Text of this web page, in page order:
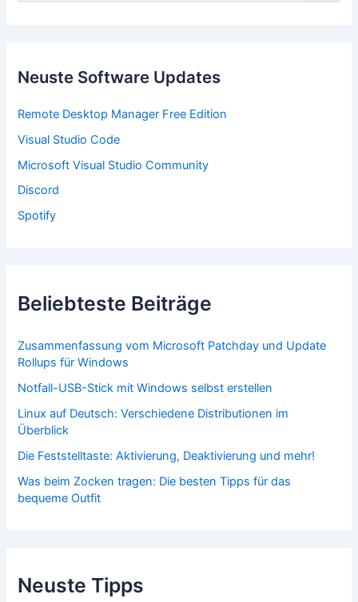
n
h
:
Neuste Software Updates
Remote Desktop Manager Free Edition
Visual Studio Code
Microsoft Visual Studio Community
Discord
Spotify
Beliebteste Beiträge
Zusammenfassung vom Microsoft Patchday und Update
Rollups für Windows
Notfall-USB-Stick mit Windows selbst erstellen
Linux auf Deutsch: Verschiedene Distributionen im
Überblick
Die Feststelltaste: Aktivierung, Deaktivierung und mehr!
Was beim Zocken tragen: Die besten Tipps für das
bequeme Outfit
Neuste Tipps